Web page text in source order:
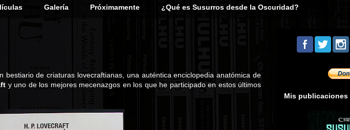
Galería Próximamente ¿Qué es Susurros desde la Oscuridad?
bestiario de criaturas lovecraftianas, una auténtica enciclopedia anatómica de
y uno de los mejores mecenazgos en los que he participado en estos últimos
Mis publicaciones